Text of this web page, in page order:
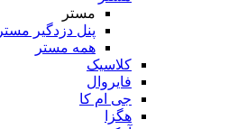
مستر
پنل دزدگیر مستر
همه مستر
کلاسیک
فایروال
جی ام کا
هگزا